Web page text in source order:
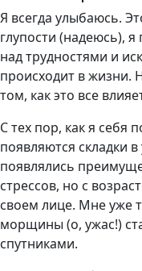
Я всегда улыбаюсь.
глупости (надеюсь),
над трудностями и
происходит в жизни.
том, как это все
С тех пор, как я себя
появляются складки
появлялись
стрессов, но с
своем лице. Мне уже
морщины (о, ужас!)
спутниками.